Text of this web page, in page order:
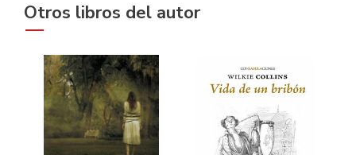
Otros libros del autor